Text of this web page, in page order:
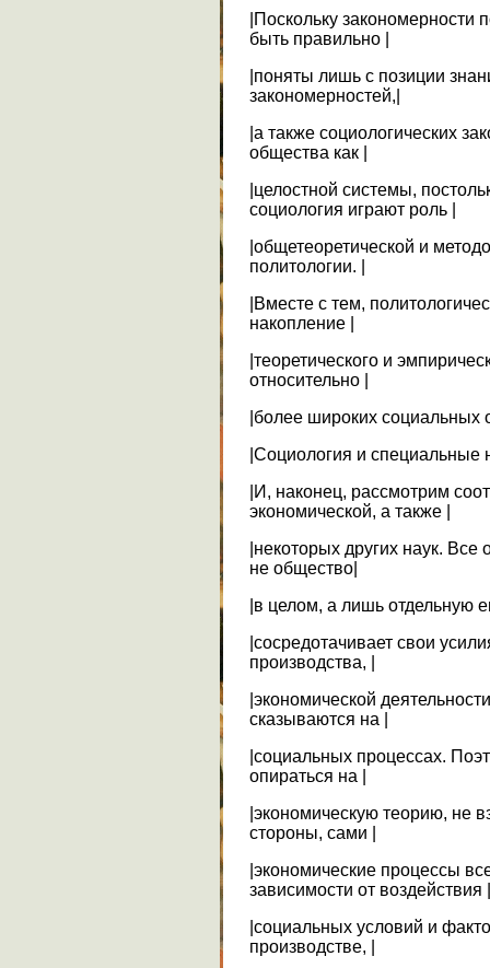
|Поскольку закономерности
быть правильно |
|поняты лишь с позиции
закономерностей,|
|а также социологических
общества как |
|целостной системы,
социология играют роль |
|общетеоретической и
политологии. |
|Вместе с тем,
накопление |
|теоретического и
относительно |
|более широких социальных
|Социология и специальные
|И, наконец, рассмотрим
экономической, а также |
|некоторых других наук. Все
не общество|
|в целом, а лишь отдельную
|сосредотачивает свои
производства, |
|экономической
сказываются на |
|социальных процессах.
опираться на |
|экономическую теорию, не
стороны, сами |
|экономические процессы
зависимости от воздействия |
|социальных условий и
производстве, |